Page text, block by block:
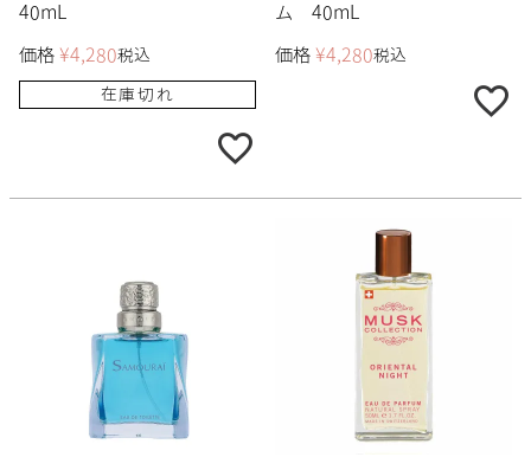
40mL
価格 ¥4,280税込
在庫切れ
ム 40mL
価格 ¥4,280税込